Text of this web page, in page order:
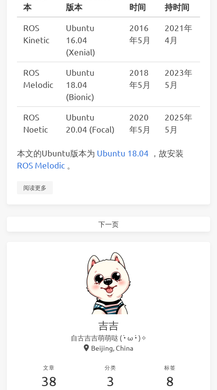
本
版本
时间
持时间
ROS
Kinetic
Ubuntu
16.04
(Xenial)
2016
年5月
2021年
4月
ROS
Melodic
Ubuntu
18.04
(Bionic)
2018
年5月
2023年
5月
ROS
Noetic
Ubuntu
20.04 (Focal)
2020
年5月
2025年
5月
本文的Ubuntu版本为 Ubuntu 18.04 ，故安装
ROS Melodic 。
阅读更多
下一页
吉吉
自古吉吉萌萌哒 ( •̀ ω •́ )✧
Beijing, China
文章
38
分类
3
标签
8